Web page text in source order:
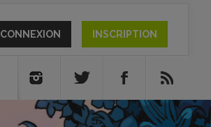
CONNEXION INSCRIPTION